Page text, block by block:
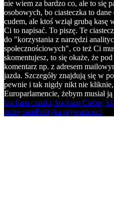
nie wiem za bardzo co, ale to się
osobowych, bo ciasteczka to
cudem, ale ktoś wziął grubą kasę
Ci to napisać. To piszę. Te
do "korzystania z narzędzi
społecznościowych", co też Ci
skomentujesz, to się okaże, że
komentarz np. z adresem
jazda. Szczegóły znajdują się w
pewnie i tak nigdy nikt nie kliknie,
Europarlamencie, żebym musiał ją
kocham ciastki, kocham Ciebie,
zeżrę samPolityka prywatności